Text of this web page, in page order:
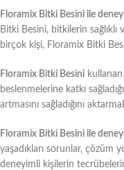
Floramix Bitki Besini ile
Bitki Besini, bitkilerin
birçok kişi, Floramix Bitki
Floramix Bitki Besini
beslenmelerine katkı
artmasını sağladığını
Floramix Bitki Besini ile
yaşadıkları sorunlar, çözüm
deneyimli kişilerin